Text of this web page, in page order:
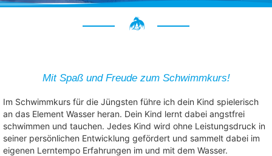
Mit Spaß und Freude zum Schwimmkurs!
Im Schwimmkurs für die Jüngsten führe ich dein Kind spielerisch
an das Element Wasser heran. Dein Kind lernt dabei angstfrei
schwimmen und tauchen. Jedes Kind wird ohne Leistungsdruck in
seiner persönlichen Entwicklung gefördert und sammelt dabei im
eigenen Lerntempo Erfahrungen im und mit dem Wasser.